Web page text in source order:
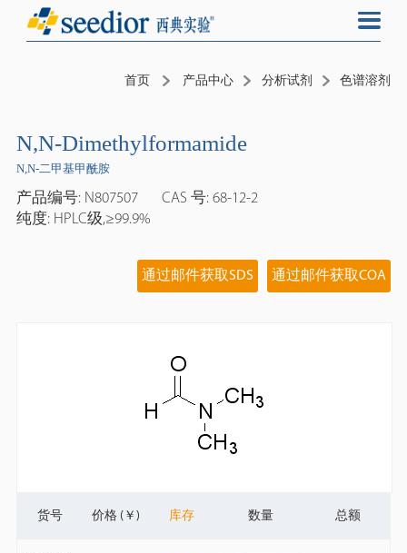
首页 产品中心 分析试剂 色谱溶剂
N,N-Dimethylformamide
N,N-二甲基甲酰胺
产品编号: N807507
CAS 号: 68-12-2
纯度: HPLC级,≥99.9%
通过邮件获取COA
通过邮件获取SDS
货号 价格 (￥) 库存 数量 总额